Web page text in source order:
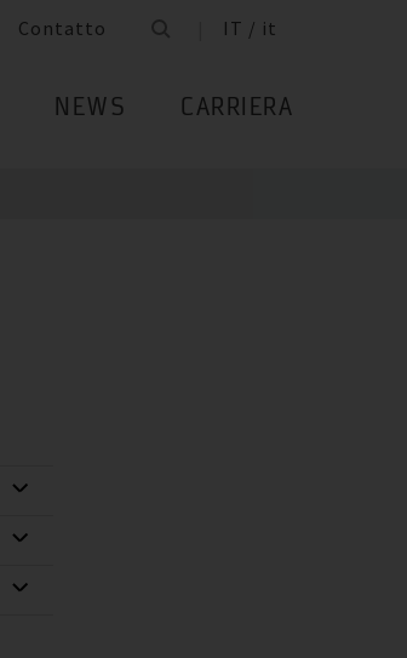
Contatto IT / it
NEWS CARRIERA